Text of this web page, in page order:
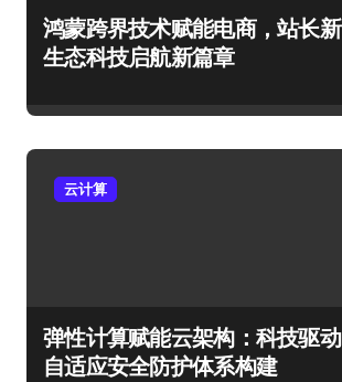
鸿蒙跨界技术赋能电商，站长新
生态科技启航新篇章
云计算
弹性计算赋能云架构：科技驱动
自适应安全防护体系构建